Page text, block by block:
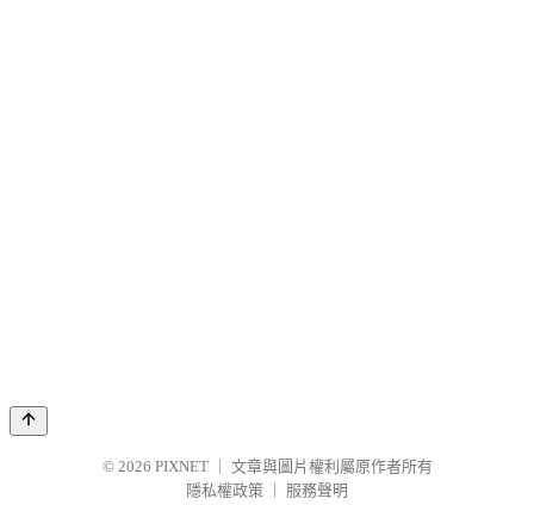
© 2026 PIXNET
文章與圖片權利屬原作者所有
隱私權政策
服務聲明